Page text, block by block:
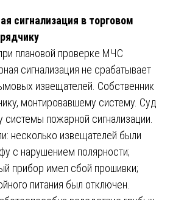
сигнализация в торговом
плановой проверке МЧС
сигнализация не срабатывает
извещателей. Собственник
монтировавшему систему. Суд
системы пожарной сигнализации.
несколько извещателей были
с нарушением полярности;
прибор имел сбой прошивки;
питания был отключен.